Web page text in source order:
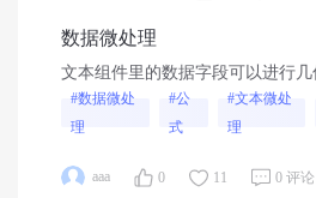
数据微处理
文本组件里的数据字段可以进行
#数据微处
理
#公
式
#文本微处
理
aaa 0 11 0 评论